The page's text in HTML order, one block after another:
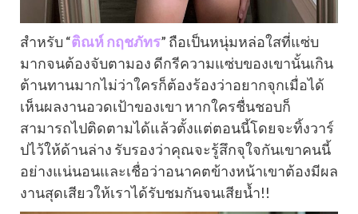
สำหรับ “ติณห์ กฤชภัทร” ถือเป็นหนุ่มหล่อใสที่แซ่บ
มากจนต้องจับตามอง ดีกรีความแซ่บของเขานั้นเกิน
ต้านทานมากไม่ว่าใครก็ต้องร้องว่าอยากจุกเมื่อได้
เห็นผลงานอวดเป้าของเขา หากใครชื่นชอบก็
สามารถไปติดตามได้แล้วตั้งแต่ตอนนี้โดยจะทิ้งวาร์
ปไว้ให้ด้านล่าง รับรองว่าคุณจะรู้สึกจุใจกันเขาคนนี้
อย่างแน่นอนและเชื่อว่าอนาคตข้างหน้าเขาต้องมีผล
งานสุดเสียวให้เราได้รับชมกันจนเสียน้ำ!!